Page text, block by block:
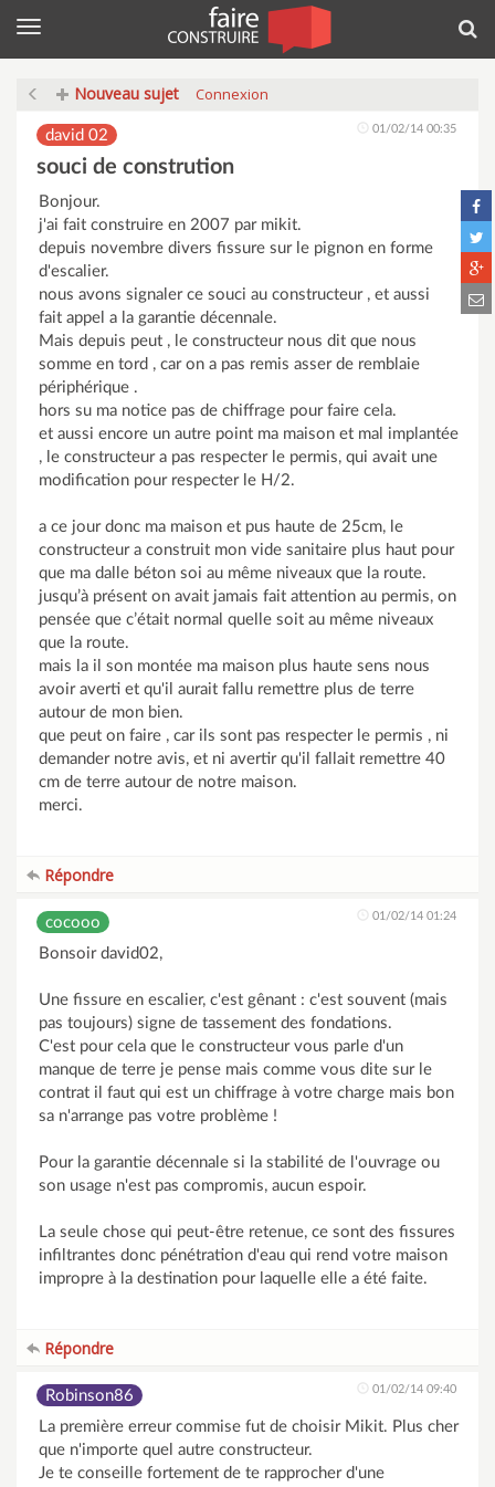
Menu
Nouveau sujet Connexion
david 02 01/02/14 00:35
souci de constrution
Bonjour.
j'ai fait construire en 2007 par mikit.
depuis novembre divers fissure sur le pignon en forme
d'escalier.
nous avons signaler ce souci au constructeur , et aussi
fait appel a la garantie décennale.
Mais depuis peut , le constructeur nous dit que nous
somme en tord , car on a pas remis asser de remblaie
périphérique .
hors su ma notice pas de chiffrage pour faire cela.
et aussi encore un autre point ma maison et mal implantée
, le constructeur a pas respecter le permis, qui avait une
modification pour respecter le H/2.
a ce jour donc ma maison et pus haute de 25cm, le
constructeur a construit mon vide sanitaire plus haut pour
que ma dalle béton soi au même niveaux que la route.
jusqu’à présent on avait jamais fait attention au permis, on
pensée que c’était normal quelle soit au même niveaux
que la route.
mais la il son montée ma maison plus haute sens nous
avoir averti et qu'il aurait fallu remettre plus de terre
autour de mon bien.
que peut on faire , car ils sont pas respecter le permis , ni
demander notre avis, et ni avertir qu'il fallait remettre 40
cm de terre autour de notre maison.
merci.
Répondre
cocooo 01/02/14 01:24
Bonsoir david02,
Une fissure en escalier, c'est gênant : c'est souvent (mais
pas toujours) signe de tassement des fondations.
C'est pour cela que le constructeur vous parle d'un
manque de terre je pense mais comme vous dite sur le
contrat il faut qui est un chiffrage à votre charge mais bon
sa n'arrange pas votre problème !
Pour la garantie décennale si la stabilité de l'ouvrage ou
son usage n'est pas compromis, aucun espoir.
La seule chose qui peut-être retenue, ce sont des fissures
infiltrantes donc pénétration d'eau qui rend votre maison
impropre à la destination pour laquelle elle a été faite.
Répondre
Robinson86 01/02/14 09:40
La première erreur commise fut de choisir Mikit. Plus cher
que n'importe quel autre constructeur.
Je te conseille fortement de te rapprocher d'une